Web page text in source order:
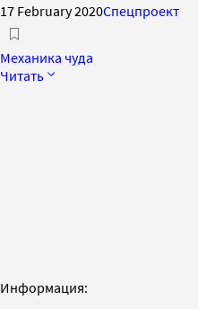
17 February 2020Спецпроект
Механика чуда
Читать
Информация: